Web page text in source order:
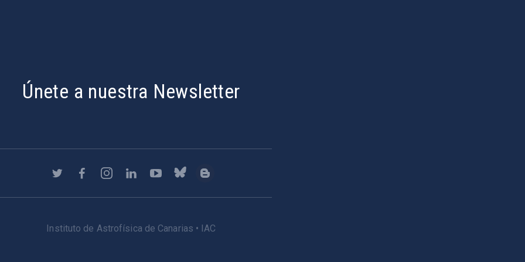
Únete a nuestra Newsletter
Instituto de Astrofísica de Canarias • IAC